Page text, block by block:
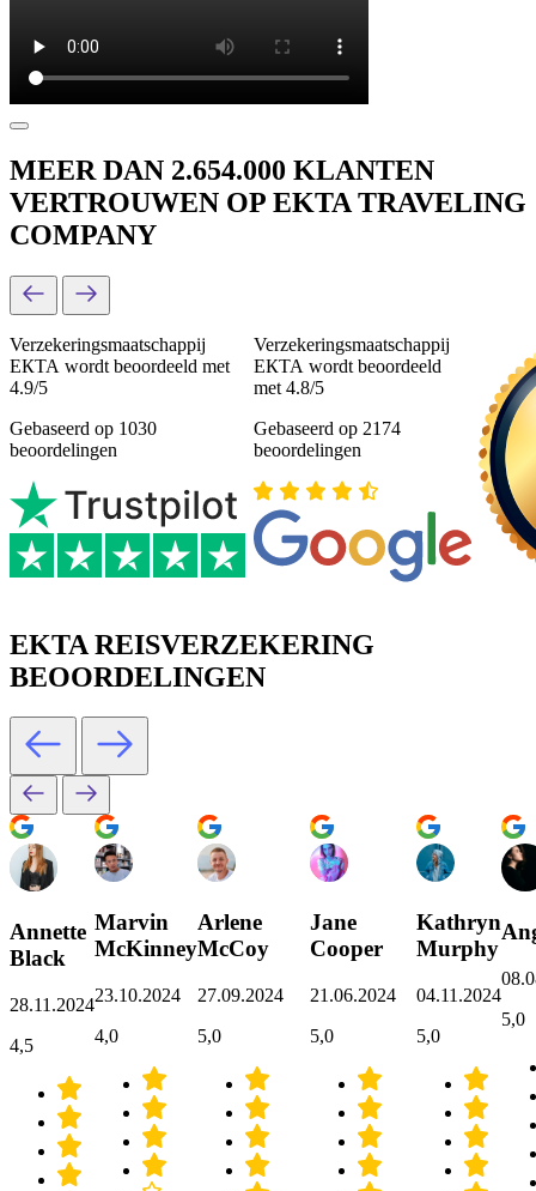
MEER DAN 2.654.000 KLANTEN
VERTROUWEN OP EKTA TRAVELING
COMPANY
Verzekeringsmaatschappij
ЕКТА wordt beoordeeld met
4.9/5
Gebaseerd op 1030
beoordelingen
Verzekeringsmaatschappij
ЕКТА wordt beoordeeld
met 4.8/5
Gebaseerd op 2174
beoordelingen
EKTA REISVERZEKERING
BEOORDELINGEN
Annette
Black
28.11.2024
4,5
Marvin
McKinney
23.10.2024
4,0
Arlene
McCoy
27.09.2024
5,0
Jane
Cooper
21.06.2024
5,0
Kathryn
Murphy
04.11.2024
5,0
5,0